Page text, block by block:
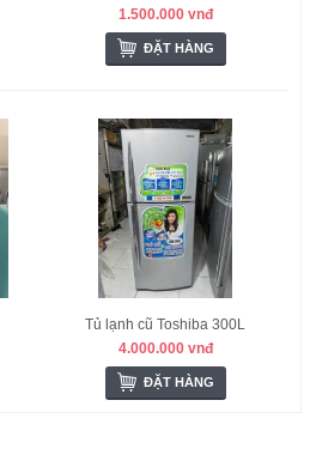
1.500.000 vnđ
ĐẶT HÀNG
Tủ lạnh cũ Toshiba 300L
4.000.000 vnđ
ĐẶT HÀNG